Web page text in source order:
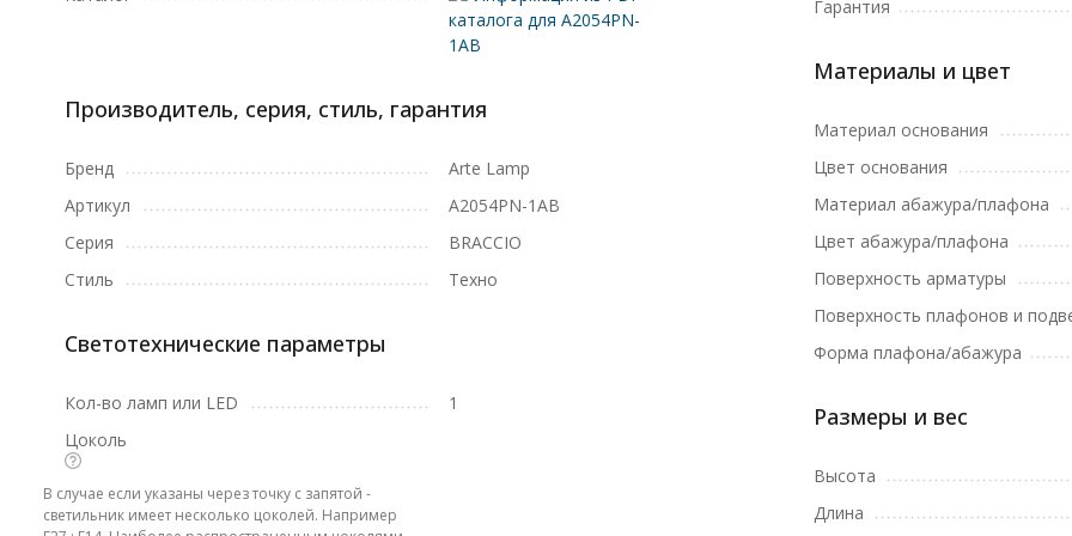
каталога для A2054PN-
1AB
Производитель, серия, стиль, гарантия
Бренд
Arte Lamp
Артикул
A2054PN-1AB
Серия
BRACCIO
Стиль
Техно
Светотехнические параметры
Кол-во ламп или LED
1
Цоколь
В случае если указаны через точку с запятой -
светильник имеет несколько цоколей. Например
Гарантия
Материалы и цвет
Материал основания
Цвет основания
Материал абажура/плафона
Цвет абажура/плафона
Поверхность арматуры
Поверхность плафонов и
Форма плафона/абажура
Размеры и вес
Высота
Длина